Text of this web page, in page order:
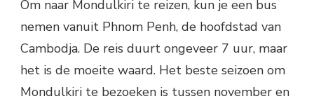
Om naar Mondulkiri te reizen, kun je een bus
nemen vanuit Phnom Penh, de hoofdstad van
Cambodja. De reis duurt ongeveer 7 uur, maar
het is de moeite waard. Het beste seizoen om
Mondulkiri te bezoeken is tussen november en